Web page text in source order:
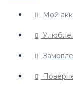
Мой